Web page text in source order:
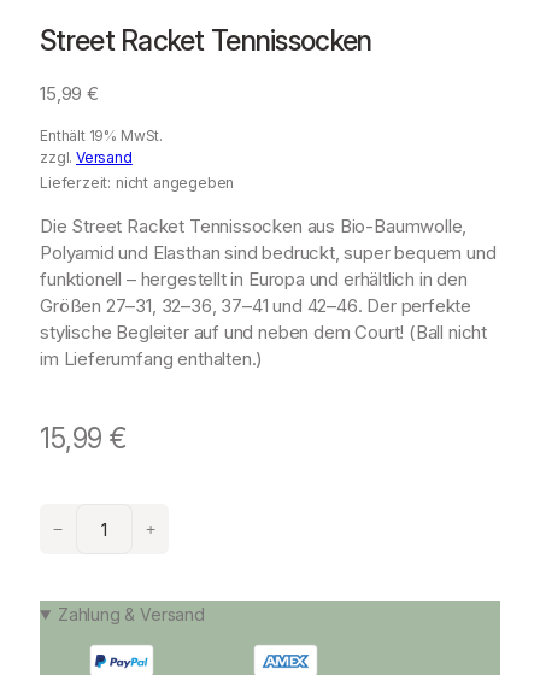
Street Racket Tennissocken
15,99€
Enthält 19% MwSt.
zzgl.Versand
Lieferzeit: nicht angegeben
Die Street Racket Tennissocken aus Bio-Baumwolle,
Polyamid und Elasthan sind bedruckt, super bequem und
funktionell – hergestellt in Europa und erhältlich in den
Größen 27–31, 32–36, 37–41 und 42–46. Der perfekte
stylische Begleiter auf und neben dem Court! (Ball nicht
im Lieferumfang enthalten.)
15,99€
e
− +
Zahlung & Versand